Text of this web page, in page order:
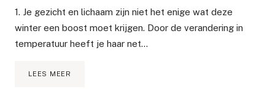
1. Je gezicht en lichaam zijn niet het enige wat deze
winter een boost moet krijgen. Door de verandering in
temperatuur heeft je haar net…
LEES MEER